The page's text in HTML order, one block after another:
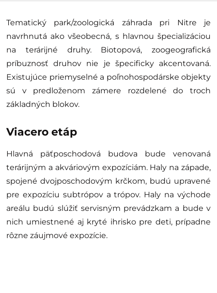
Tematický park/zoologická záhrada pri Nitre je
navrhnutá ako všeobecná, s hlavnou špecializáciou
na terárijné druhy. Biotopová, zoogeografická
príbuznosť druhov nie je špecificky akcentovaná.
Existujúce priemyselné a poľnohospodárske objekty
sú v predloženom zámere rozdelené do troch
základných blokov.
Viacero etáp
Hlavná päťposchodová budova bude venovaná
terárijným a akváriovým expozíciám. Haly na západe,
spojené dvojposchodovým krčkom, budú upravené
pre expozíciu subtrópov a trópov. Haly na východe
areálu budú slúžiť servisným prevádzkam a bude v
nich umiestnené aj kryté ihrisko pre deti, prípadne
rôzne záujmové expozície.